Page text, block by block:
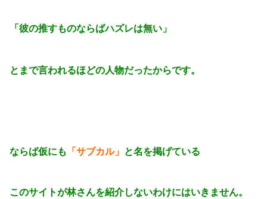
「彼の推すものならばハズレは無い」
とまで言われるほどの人物だったからです。
ならば仮にも 「サブカル」 と名を掲げている
このサイトが林さんを紹介しないわけにはいきません。